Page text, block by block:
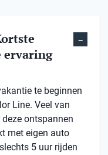
ervaring
te beginnen
Line. Veel van
ontspannen
met eigen auto
5 uur rijden